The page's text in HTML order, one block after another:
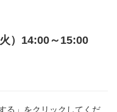
）14:00～15:00
る」をクリックしてくだ